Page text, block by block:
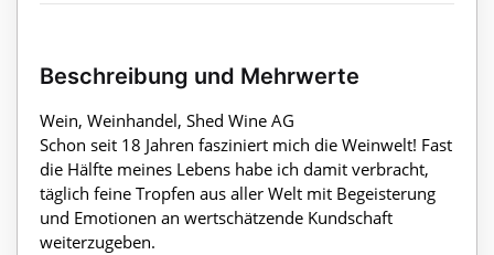
Beschreibung und Mehrwerte
Wein, Weinhandel, Shed Wine AG
Schon seit 18 Jahren fasziniert mich die Weinwelt! Fast
die Hälfte meines Lebens habe ich damit verbracht,
täglich feine Tropfen aus aller Welt mit Begeisterung
und Emotionen an wertschätzende Kundschaft
weiterzugeben.